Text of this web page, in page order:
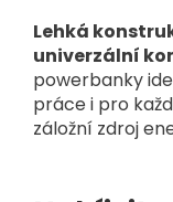
Lehká
univerzální
powerbanky
práce i pro
záložní zdroj